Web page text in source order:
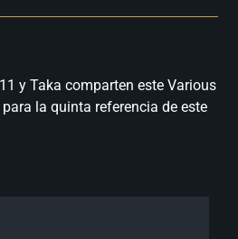
y Taka comparten este Various
la quinta referencia de este